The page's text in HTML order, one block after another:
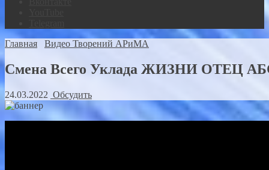
Главная
Видео Творений АРиМА
Смена Всего Уклада ЖИЗНИ ОТЕЦ
24.03.2022 Обсудить